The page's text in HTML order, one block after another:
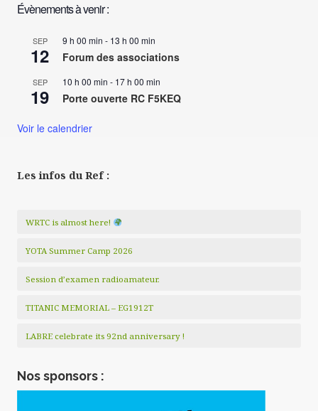
Évènements à venir :
SEP
12
9 h 00 min - 13 h 00 min
Forum des associations
SEP
19
10 h 00 min - 17 h 00 min
Porte ouverte RC F5KEQ
Voir le calendrier
Les infos du Ref :
WRTC is almost here!
YOTA Summer Camp 2026
Session d’examen radioamateur.
TITANIC MEMORIAL – EG1912T
LABRE celebrate its 92nd anniversary !
Nos sponsors :